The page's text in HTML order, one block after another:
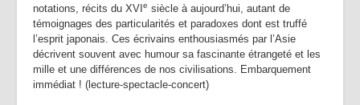
notations, récits du XVI e siècle à aujourd’hui, autant de
témoignages des particularités et paradoxes dont est truffé
l’esprit japonais. Ces écrivains enthousiasmés par l’Asie
décrivent souvent avec humour sa fascinante étrangeté et les
mille et une différences de nos civilisations. Embarquement
immédiat ! (lecture-spectacle-concert)